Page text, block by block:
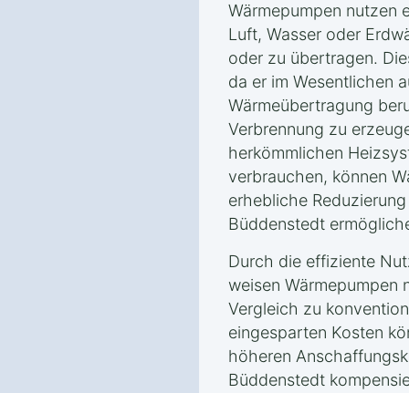
Wärmepumpen nutzen
Luft, Wasser oder
oder zu übertragen.
da er im Wesentlichen
Wärmeübertragung
Verbrennung zu
herkömmlichen
verbrauchen, können
erhebliche
Büddenstedt
Durch die effiziente
weisen Wärmepumpen
Vergleich zu
eingesparten Kosten
höheren
Büddenstedt